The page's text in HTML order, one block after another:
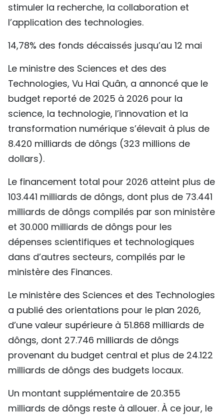
stimuler la recherche, la collaboration et
l’application des technologies.
14,78% des fonds décaissés jusqu’au 12 mai
Le ministre des Sciences et des des
Technologies, Vu Hai Quân, a annoncé que le
budget reporté de 2025 à 2026 pour la
science, la technologie, l’innovation et la
transformation numérique s’élevait à plus de
8.420 milliards de dôngs (323 millions de
dollars).
Le financement total pour 2026 atteint plus de
103.441 milliards de dôngs, dont plus de 73.441
milliards de dôngs compilés par son ministère
et 30.000 milliards de dôngs pour les
dépenses scientifiques et technologiques
dans d’autres secteurs, compilés par le
ministère des Finances.
Le ministère des Sciences et des Technologies
a publié des orientations pour le plan 2026,
d’une valeur supérieure à 51.868 milliards de
dôngs, dont 27.746 milliards de dôngs
provenant du budget central et plus de 24.122
milliards de dôngs des budgets locaux.
Un montant supplémentaire de 20.355
milliards de dôngs reste à allouer. À ce jour, le